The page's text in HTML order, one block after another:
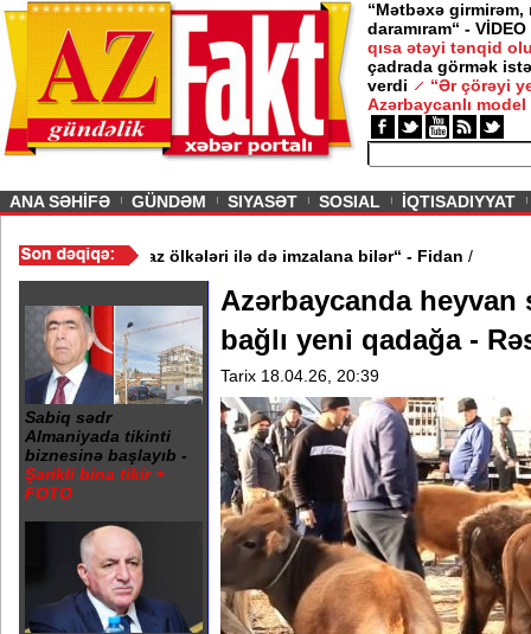
“Mətbəxə girmirəm,
daramıram“ - VİDEO
qısa ətəyi tənqid
çadrada görmək
verdi
“Ər çörəyi
Azərbaycanlı model
ANA SƏHİFƏ GÜNDƏM SIYASƏT SOSIAL İQTISADIYYAT
oxşar anlaşma Qafqaz ölkələri ilə də imzalana bilər“ - Fidan
Sabiq sədr
Almaniyada tikinti
biznesinə başlayıb -
Şərikli bina tikir +
FOTO
Azərbaycanda heyvan
bağlı yeni qadağa -
Tarix 18.04.26, 20:39